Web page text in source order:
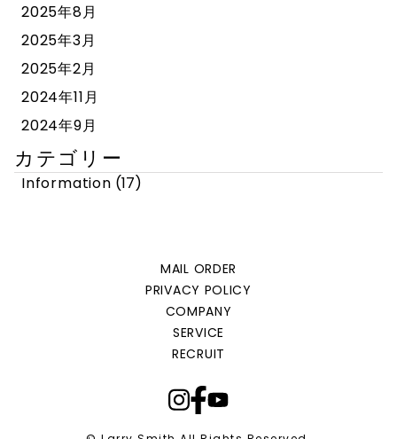
2025年8月
2025年3月
2025年2月
2024年11月
2024年9月
カテゴリー
Information (17)
MAIL ORDER
PRIVACY POLICY
COMPANY
SERVICE
RECRUIT